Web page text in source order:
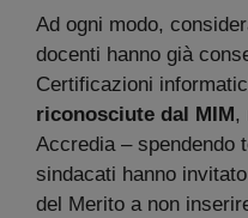
Ad ogni modo,
docenti hanno già
Certificazioni
riconosciute dal MIM ,
Accredia – spendendo
sindacati hanno
del Merito a non